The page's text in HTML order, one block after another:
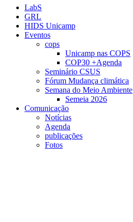
LabS
GRL
HIDS Unicamp
Eventos
cops
Unicamp nas COPS
COP30 +Agenda
Seminário CSUS
Fórum Mudança climática
Semana do Meio Ambiente
Semeia 2026
Comunicação
Notícias
Agenda
publicações
Fotos